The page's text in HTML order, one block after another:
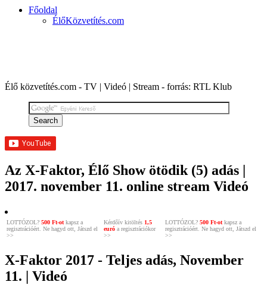
Főoldal
ÉlőKözvetítés.com
Élő közvetítés.com - TV | Videó | Stream - forrás: RTL Klub
Az X-Faktor, Élő Show ötödik (5) adás |
2017. november 11. online stream Videó
LOTTÓZOL? 500 Ft-otkapsz a
regisztrációért. Ne hagyd ott, Játszd el
>>
Kérdőív kitöltés 1,5
euró a regisztrációkor
>>
LOTTÓZOL? 500 Ft-otkapsz a
regisztrációért. Ne hagyd ott, Játszd el
>>
X-Faktor 2017 - Teljes adás, November
11. | Videó